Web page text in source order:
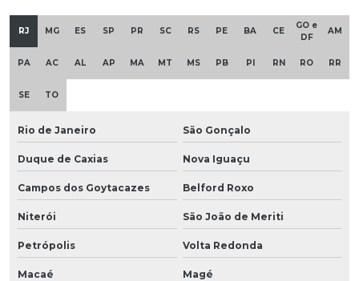
RJ MG ES SP PR SC RS PE BA CE
GO e
DF
AM
PA AC AL AP MA MT MS PB PI RN RO RR
SE TO
Rio de Janeiro São Gonçalo
Duque de Caxias Nova Iguaçu
Campos dos Goytacazes Belford Roxo
Niterói São João de Meriti
Petrópolis Volta Redonda
Macaé Magé